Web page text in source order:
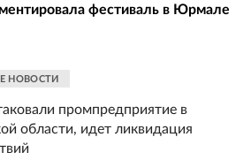
фестиваль в Юрмале
НОВОСТИ
промпредприятие в
области, идет ликвидация